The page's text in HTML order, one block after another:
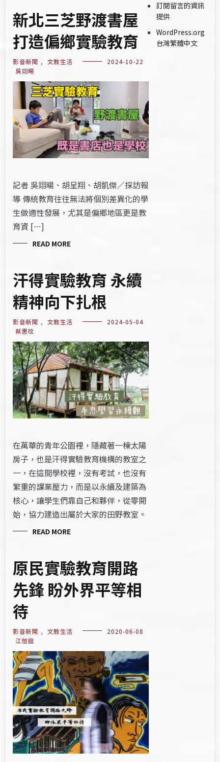
新北三芝野渡書屋
打造偏鄉實驗教育
影音新聞 , 文教生活
2024-10-22
吳翊暘
記者 吳翊暘、胡呈翔、胡凱傑／採訪報
導 傳統教育往往無法將個別差異化的學
生做適性發展，尤其是偏鄉地區更是教
育資 […]
READ MORE
汗得實驗教育 永續
精神向下扎根
影音新聞 , 文教生活
2024-05-04
蔡惠玟
在萬華的青年公園裡，隱藏著一棟太陽
房子，也是汗得實驗教育機構的教室之
一，在這間學校裡，沒有考試，也沒有
繁重的課業壓力，而是以永續及建築為
核心，讓學生們靠自己和夥伴，從零開
始，協力建造出屬於大家的田野教室。
READ MORE
原民實驗教育開路
先鋒 盼外界平等相
待
影音新聞 , 文教生活
2020-06-08
江愷庭
訂閱留言的資訊
提供
WordPress.org
台灣繁體中文